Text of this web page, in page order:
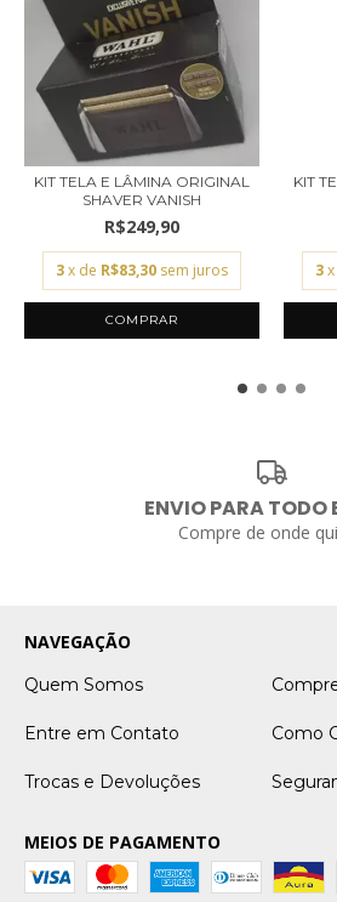
KIT TELA E LÂMINA ORIGINAL
SHAVER VANISH
R$249,90
3x de R$83,30 sem juros
KIT
3
ENVIO PARA TODO
Compre de onde
NAVEGAÇÃO
Quem Somos
Entre em Contato Como
Trocas e Devoluções
MEIOS DE PAGAMENTO